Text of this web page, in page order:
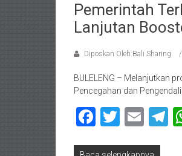
Pemerintah
Lanjutan
Diposkan Oleh:Bali Sharing
BULELENG – Melanjutkan
Pencegahan dan
Facebook
Twitter